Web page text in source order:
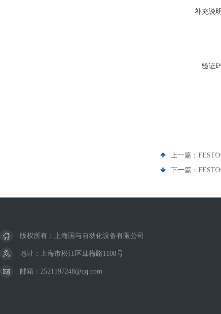
补充说
验证
上一篇：
下一篇：
版权所有：上海国与自动化设备有限公司
地址：上海市松江区茸梅路1108号
邮箱：2521197248@qq.com